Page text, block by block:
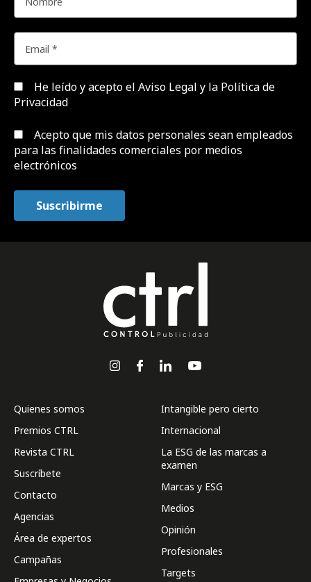
He leído y acepto el Aviso Legal y la Política de
Privacidad
Acepto que mis datos personales sean empleados
para las finalidades comerciales por medios
electrónicos
Quienes somos
Premios CTRL
Revista CTRL
Suscríbete
Contacto
Agencias
Área de expertos
Campañas
Intangible pero cierto
Internacional
La ESG de las marcas a
examen
Marcas y ESG
Medios
Opinión
Profesionales
Targets